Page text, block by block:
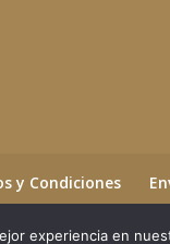
y Condiciones
experiencia en